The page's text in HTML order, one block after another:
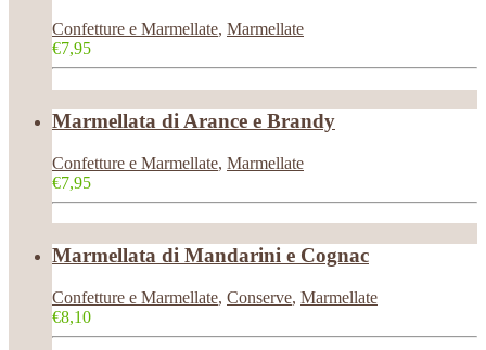
Confetture e Marmellate, Marmellate
€7,95
Marmellata di Arance e Brandy
Confetture e Marmellate, Marmellate
€7,95
Marmellata di Mandarini e Cognac
Confetture e Marmellate, Conserve, Marmellate
€8,10